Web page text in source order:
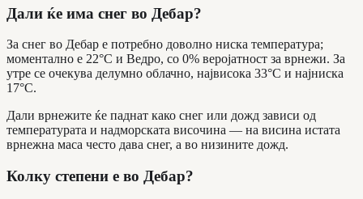
Дали ќе има снег во Дебар?
За снег во Дебар е потребно доволно ниска температура;
моментално е 22°C и Ведро, со 0% веројатност за врнежи. За
утре се очекува делумно облачно, највисока 33°C и најниска
17°C.
Дали врнежите ќе паднат како снег или дожд зависи од
температурата и надморската височина — на висина истата
врнежна маса често дава снег, а во низините дожд.
Колку степени е во Дебар?